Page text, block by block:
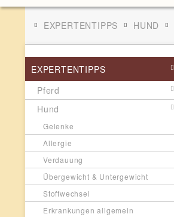
EXPERTENTIPPS HUND
EXPERTENTIPPS
Pferd
Hund
Gelenke
Allergie
Verdauung
Übergewicht & Untergewicht
Stoffwechsel
Erkrankungen allgemein